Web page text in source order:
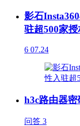
影石
驻超500家
6 07.24
h3c路由器
问答 3